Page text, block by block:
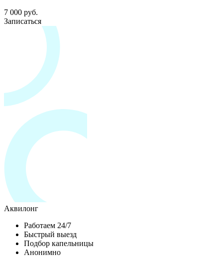
7 000 руб.
Записаться
Аквилонг
Работаем 24/7
Быстрый выезд
Подбор капельницы
Анонимно